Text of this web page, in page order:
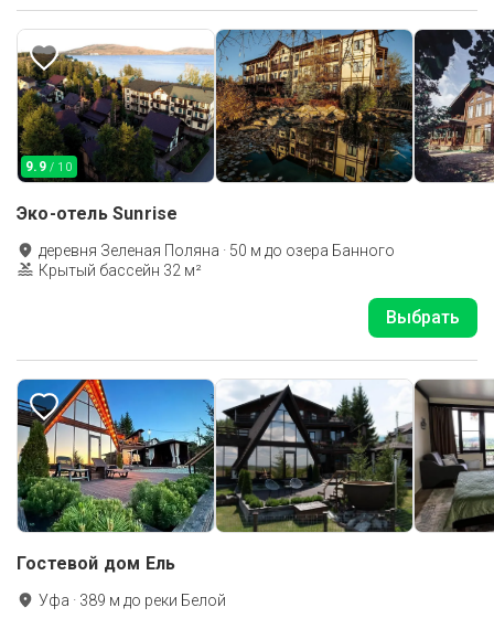
9.9 / 10
Эко-отель Sunrise
деревня Зеленая Поляна · 50 м до озера Банного
Крытый бассейн 32 м²
Выбрать
Гостевой дом Ель
Уфа · 389 м до реки Белой